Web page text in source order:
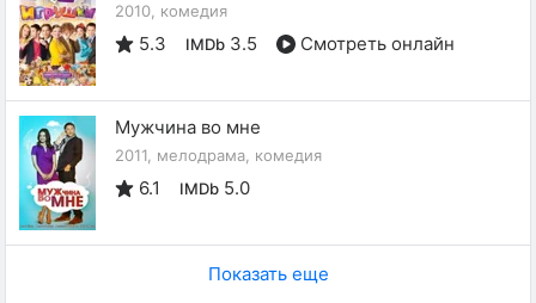
2010, комедия
5.3 IMDb 3.5 Смотреть онлайн
Мужчина во мне
2011, мелодрама, комедия
6.1 IMDb 5.0
Показать еще